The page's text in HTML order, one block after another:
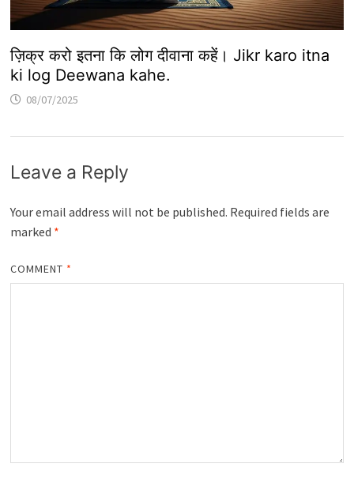
ज़िक्र करो इतना कि लोग दीवाना कहें। Jikr karo itna
ki log Deewana kahe.
08/07/2025
Leave a Reply
Your email address will not be published. Required fields are
marked *
COMMENT *